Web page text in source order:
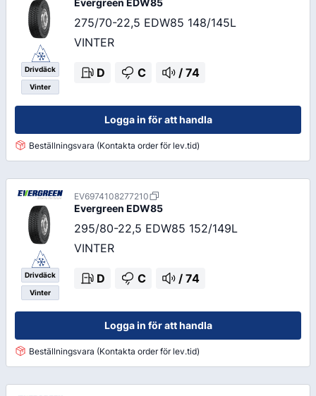
Drivdäck
Vinter
Evergreen EDW85
275/70-22,5 EDW85 148/145L
VINTER
D C / 74
Logga in för att handla
Beställningsvara (Kontakta order för lev.tid)
Drivdäck
Vinter
EV6974108277210
Evergreen EDW85
295/80-22,5 EDW85 152/149L
VINTER
D C / 74
Logga in för att handla
Beställningsvara (Kontakta order för lev.tid)